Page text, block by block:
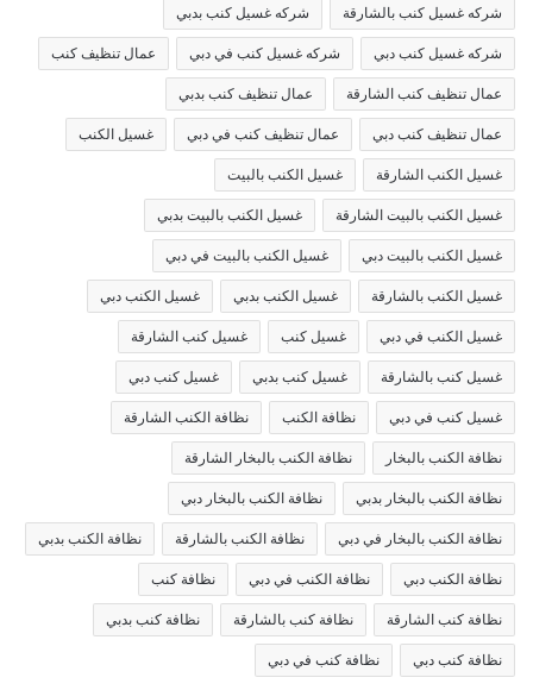
شركه غسيل كنب بالشارقة شركه غسيل كنب بدبي
شركه غسيل كنب دبي شركه غسيل كنب في دبي عمال تنظيف كنب
عمال تنظيف كنب الشارقة عمال تنظيف كنب بدبي
عمال تنظيف كنب دبي عمال تنظيف كنب في دبي غسيل الكنب
غسيل الكنب الشارقة غسيل الكنب بالبيت
غسيل الكنب بالبيت الشارقة غسيل الكنب بالبيت بدبي
غسيل الكنب بالبيت دبي غسيل الكنب بالبيت في دبي
غسيل الكنب بالشارقة غسيل الكنب بدبي غسيل الكنب دبي
غسيل الكنب في دبي غسيل كنب غسيل كنب الشارقة
غسيل كنب بالشارقة غسيل كنب بدبي غسيل كنب دبي
غسيل كنب في دبي نظافة الكنب نظافة الكنب الشارقة
نظافة الكنب بالبخار نظافة الكنب بالبخار الشارقة
نظافة الكنب بالبخار بدبي نظافة الكنب بالبخار دبي
نظافة الكنب بالبخار في دبي نظافة الكنب بالشارقة نظافة الكنب بدبي
نظافة الكنب دبي نظافة الكنب في دبي نظافة كنب
نظافة كنب الشارقة نظافة كنب بالشارقة نظافة كنب بدبي
نظافة كنب دبي نظافة كنب في دبي